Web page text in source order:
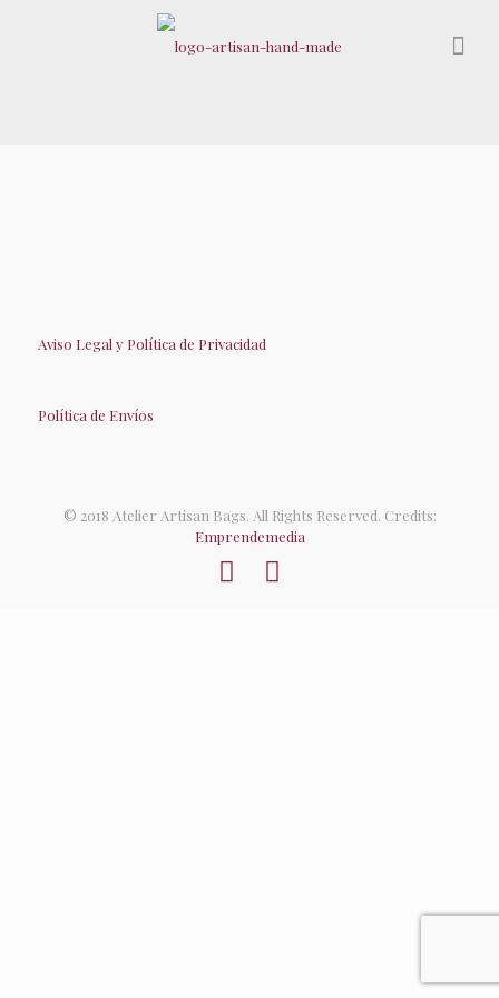
Aviso Legal y Política de Privacidad
Política de Envíos
© 2018 Atelier Artisan Bags. All Rights Reserved. Credits:
Emprendemedia